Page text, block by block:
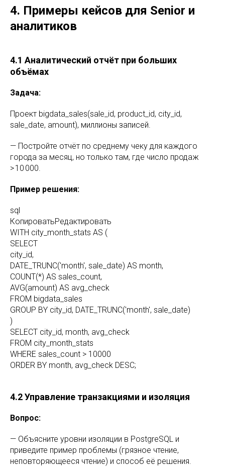
4. Примеры кейсов для Senior и
аналитиков
4.1 Аналитический отчёт при больших
объёмах
Задача:
Проект bigdata_sales(sale_id, product_id, city_id,
sale_date, amount), миллионы записей.
— Постройте отчёт по среднему чеку для каждого
города за месяц, но только там, где число продаж
> 10 000.
Пример решения:
sql
КопироватьРедактировать
WITH city_month_stats AS (
SELECT
city_id,
DATE_TRUNC('month', sale_date) AS month,
COUNT(*) AS sales_count,
AVG(amount) AS avg_check
FROM bigdata_sales
GROUP BY city_id, DATE_TRUNC('month', sale_date)
)
SELECT city_id, month, avg_check
FROM city_month_stats
WHERE sales_count > 10000
ORDER BY month, avg_check DESC;
4.2 Управление транзакциями и изоляция
Вопрос:
— Объясните уровни изоляции в PostgreSQL и
приведите пример проблемы (грязное чтение,
неповторяющееся чтение) и способ её решения.